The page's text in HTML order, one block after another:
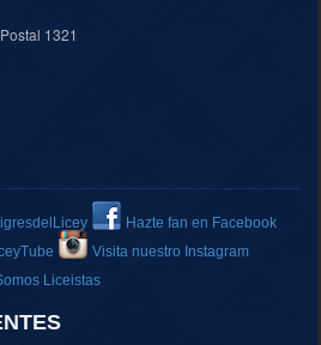
1321
Hazte fan en Facebook
Visita nuestro Instagram
Liceistas